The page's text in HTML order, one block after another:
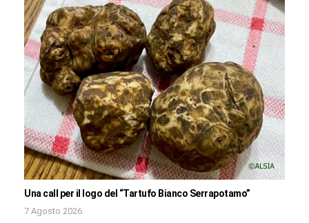
Una call per il logo del “Tartufo Bianco Serrapotamo”
7 Agosto 2026